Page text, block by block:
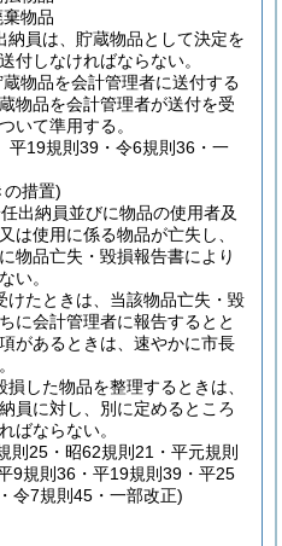
物品
納員は、貯蔵物品として決定を
付しなければならない。
物品を会計管理者に送付する
物品を会計管理者が送付を受
いて準用する。
平19規則39・令6規則36・一
の措置)
出納員並びに物品の使用者及
は使用に係る物品が亡失し、
物品亡失・毀損報告書により
い。
けたときは、当該物品亡失・毀
に会計管理者に報告するとと
があるときは、速やかに市長
した物品を整理するときは、
員に対し、別に定めるところ
ばならない。
則25・昭62規則21・平元規則
9規則36・平19規則39・平25
令7規則45・一部改正)